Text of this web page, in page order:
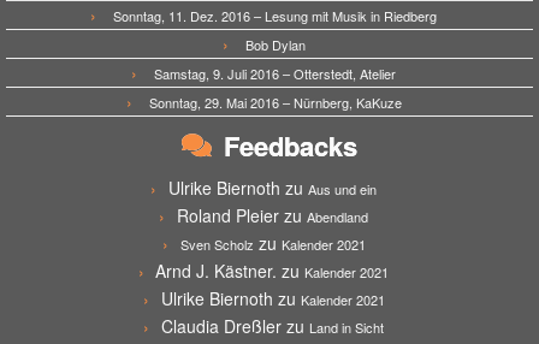
Sonntag, 11. Dez. 2016 – Lesung mit Musik in Riedberg
Bob Dylan
Samstag, 9. Juli 2016 – Otterstedt, Atelier
Sonntag, 29. Mai 2016 – Nürnberg, KaKuze
Feedbacks
Ulrike Biernoth zu Aus und ein
Roland Pleier zu Abendland
Sven Scholz zu Kalender 2021
Arnd J. Kästner. zu Kalender 2021
Ulrike Biernoth zu Kalender 2021
Claudia Dreßler zu Land in Sicht